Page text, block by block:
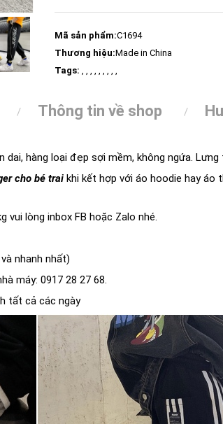
Mã sản phẩm:C1694
Thương hiệu:Made in China
Tags: , , , , , , , , ,
Thông tin về shop
dai, hàng loại đẹp sợi mềm, không ngứa.
cho bé trai khi kết hợp với áo hoodie hay áo
vui lòng inbox FB hoặc Zalo nhé.
nhanh nhất)
máy: 0917 28 27 68.
tất cả các ngày